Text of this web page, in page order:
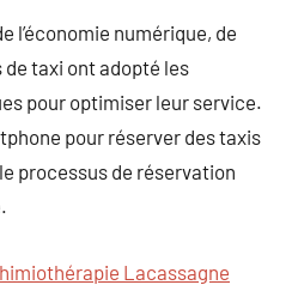
l’économie numérique, de
taxi ont adopté les
pour optimiser leur service.
pour réserver des taxis
processus de réservation
Lacassagne